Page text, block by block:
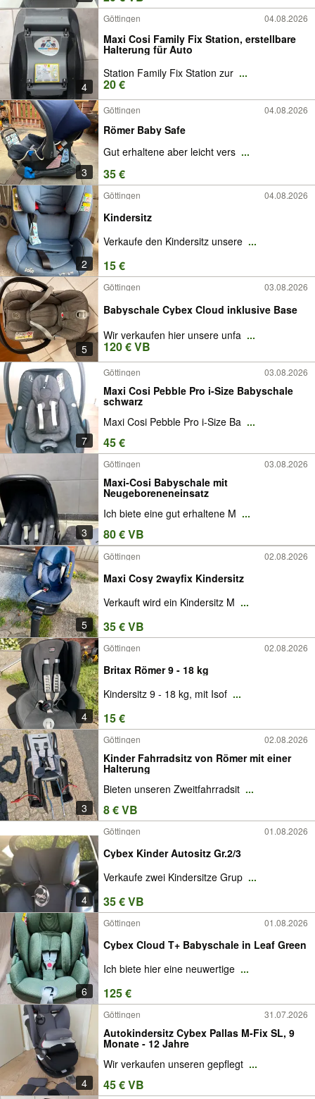
4
Göttingen 04.08.2026
Maxi Cosi Family Fix Station, erstellbare
Halterung für Auto
Station Family Fix Station zur ...
20 €
3
Göttingen 04.08.2026
Römer Baby Safe
Gut erhaltene aber leicht vers ...
35 €
2
Göttingen 04.08.2026
Kindersitz
Verkaufe den Kindersitz unsere ...
15 €
5
Göttingen 03.08.2026
Babyschale Cybex Cloud inklusive Base
Wir verkaufen hier unsere unfa ...
120 € VB
7
Göttingen 03.08.2026
Maxi Cosi Pebble Pro i-Size Babyschale
schwarz
Maxi Cosi Pebble Pro i-Size Ba ...
45 €
3
Göttingen 03.08.2026
Maxi-Cosi Babyschale mit
Neugeboreneneinsatz
Ich biete eine gut erhaltene M ...
80 € VB
5
Göttingen 02.08.2026
Maxi Cosy 2wayfix Kindersitz
Verkauft wird ein Kindersitz M ...
35 € VB
4
Göttingen 02.08.2026
Britax Römer 9 - 18 kg
Kindersitz 9 - 18 kg, mit Isof ...
15 €
3
Göttingen 02.08.2026
Kinder Fahrradsitz von Römer mit einer
Halterung
Bieten unseren Zweitfahrradsit ...
8 € VB
4
Göttingen 01.08.2026
Cybex Kinder Autositz Gr.2/3
Verkaufe zwei Kindersitze Grup ...
35 € VB
6
Göttingen 01.08.2026
Cybex Cloud T+ Babyschale in Leaf Green
Ich biete hier eine neuwertige ...
125 €
4
Göttingen 31.07.2026
Autokindersitz Cybex Pallas M-Fix SL, 9
Monate - 12 Jahre
Wir verkaufen unseren gepflegt ...
45 € VB